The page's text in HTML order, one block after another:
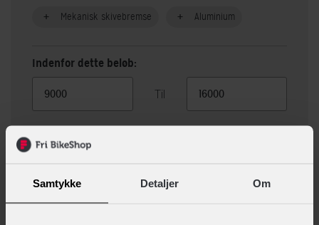
Samtykke Detaljer Om
Mekanisk skivebremse Aluminium
Indenfor dette beløb:
Til
Beskrivelse